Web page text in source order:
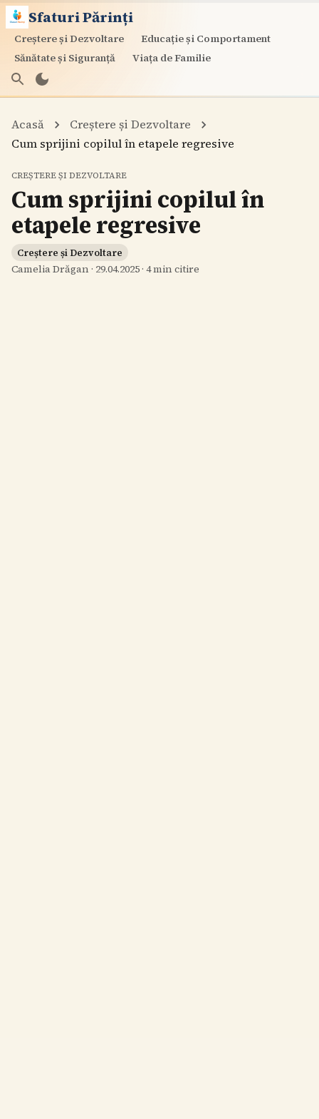
Sfaturi Părinți
Creștere și Dezvoltare
Educație și Comportament
Sănătate și Siguranță
Viața de Familie
Acasă
Creștere și Dezvoltare
Cum sprijini copilul în etapele regresive
CREȘTERE ȘI DEZVOLTARE
Cum sprijini copilul în
etapele regresive
Creștere și Dezvoltare
Camelia Drăgan · 29.04.2025 · 4min citire